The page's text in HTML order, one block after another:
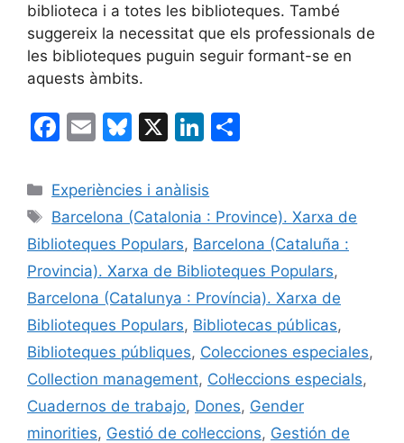
biblioteca i a totes les biblioteques. També
suggereix la necessitat que els professionals de
les biblioteques puguin seguir formant-se en
aquests àmbits.
F
c
e
b
o
o
k
E
ai
l
Bl
e
s
k
y
X
Li
k
e
dI
n
p
ar
te
ix
Categories
Experiències i anàlisis
Etiquetes
Barcelona (Catalonia : Province). Xarxa de
Biblioteques Populars, Barcelona (Cataluña :
Provincia). Xarxa de Biblioteques Populars,
Barcelona (Catalunya : Província). Xarxa de
Biblioteques Populars, Bibliotecas públicas,
Biblioteques públiques, Colecciones especiales,
Collection management, Col·leccions especials,
Cuadernos de trabajo, Dones, Gender
minorities, Gestió de col·leccions, Gestión de